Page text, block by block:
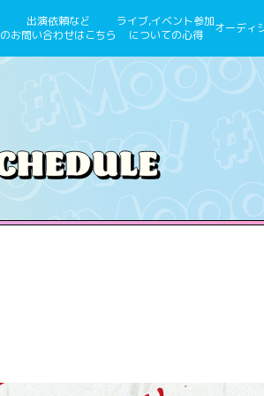
出演依頼など
のお問い合わせはこちら
ライブ,イベント参加
についての心得
オーディ